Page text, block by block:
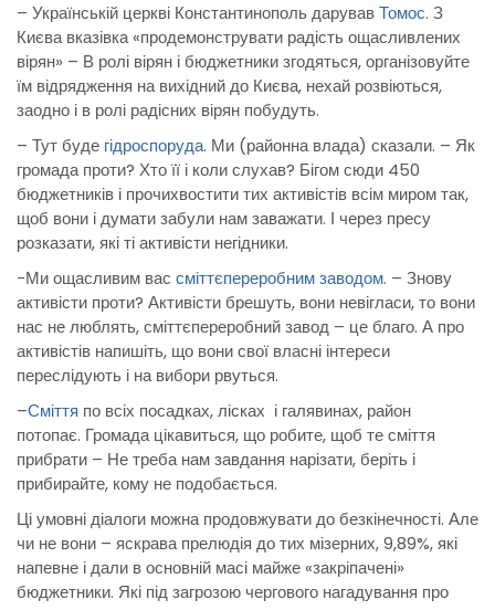
– Українській церкві Константинополь дарувавТомос. З
Києва вказівка «продемонструвати радість ощасливлених
вірян» – В ролі вірян і бюджетники згодяться, організовуйте
їм відрядження на вихідний до Києва, нехай розвіються,
заодно і в ролі радісних вірян побудуть.
– Тут буде гідроспоруда. Ми (районна влада) сказали. – Як
громада проти? Хто її і коли слухав? Бігом сюди 450
бюджетників і прочихвостити тих активістів всім миром так,
щоб вони і думати забули нам заважати. І через пресу
розказати, які ті активісти негідники.
-Ми ощасливим вас сміттєпереробним заводом. – Знову
активісти проти? Активісти брешуть, вони невігласи, то вони
нас не люблять, сміттєпереробний завод – це благо. А про
активістів напишіть, що вони свої власні інтереси
переслідують і на вибори рвуться.
–Сміття по всіх посадках, лісках і галявинах, район
потопає. Громада цікавиться, що робите, щоб те сміття
прибрати – Не треба нам завдання нарізати, беріть і
прибирайте, кому не подобається.
Ці умовні діалоги можна продовжувати до безкінечності. Але
чи не вони – яскрава прелюдія до тих мізерних, 9,89%, які
напевне і дали в основній масі майже «закріпачені»
бюджетники. Які під загрозою чергового нагадування про